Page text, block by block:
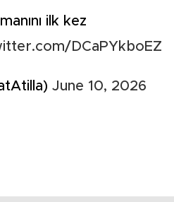
ilk kez
DCaPYkboEZ
June 10, 2026